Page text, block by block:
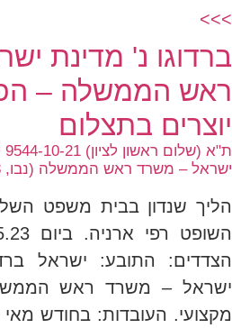
>>>
ברדוגו נ' מדינת
ראש הממשלה –
יוצרים בתצלום
ישראל – משרד ראש הממשלה (נבו, 07.05.2023)
הליך שנדון בבית משפט
הצדדים: התובע: ישראל
ישראל – משרד ראש